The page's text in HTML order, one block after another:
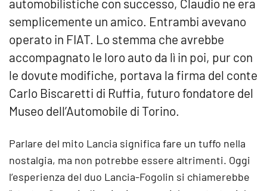
automobilistiche con successo, Claudio ne era
semplicemente un amico. Entrambi avevano
operato in FIAT. Lo stemma che avrebbe
accompagnato le loro auto da lì in poi, pur con
le dovute modifiche, portava la firma del conte
Carlo Biscaretti di Ruffia, futuro fondatore del
Museo dell’Automobile di Torino.
Parlare del mito Lancia significa fare un tuffo nella
nostalgia, ma non potrebbe essere altrimenti. Oggi
l’esperienza del duo Lancia-Fogolin si chiamerebbe